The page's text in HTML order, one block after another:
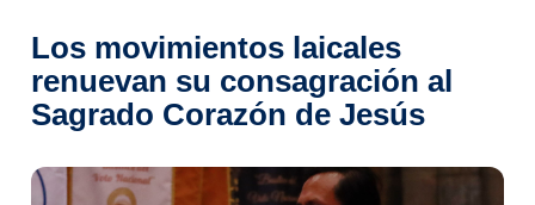
Los movimientos laicales
renuevan su consagración al
Sagrado Corazón de Jesús